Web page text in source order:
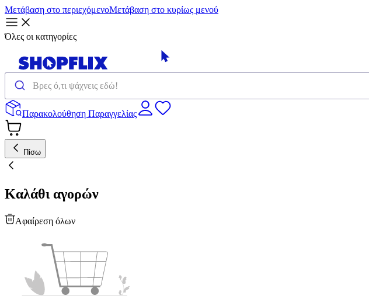
Μετάβαση στο περιεχόμενοΜετάβαση στο κυρίως μενού
Όλες οι κατηγορίες
Παρακολούθηση Παραγγελίας
Πίσω
Καλάθι αγορών
Αφαίρεση όλων